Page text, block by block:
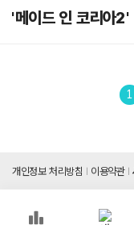
'메이드 인 코리아2'
1
개인정보 처리방침 이용약관